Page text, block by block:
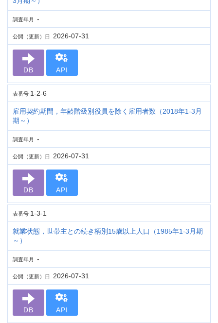
調査年月 -
公開（更新）日 2026-07-31
DB API
表番号 1-2-6
雇用契約期間，年齢階級別役員を除く雇用者数（2018年1-3月
期～）
調査年月 -
公開（更新）日 2026-07-31
DB API
表番号 1-3-1
就業状態，世帯主との続き柄別15歳以上人口（1985年1-3月期
～）
調査年月 -
公開（更新）日 2026-07-31
DB API